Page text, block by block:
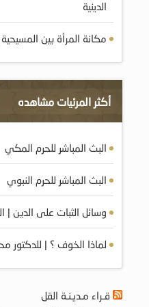
الدينية
مكانة المرأة بين
أكثر المرئيات مشاهده
البث المباشر للحرم المكي
البث المباشر للحرم النبوي
وسائل الثبات على الدين |
لماذا الخوف ؟ | للدكتور
قـراء مـديـنـة القل